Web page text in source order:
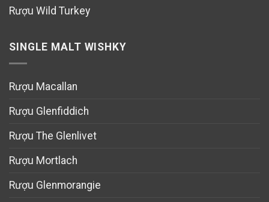
Rượu Wild Turkey
SINGLE MALT WISHKY
Rượu Macallan
Rượu Glenfiddich
Rượu The Glenlivet
Rượu Mortlach
Rượu Glenmorangie